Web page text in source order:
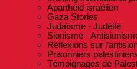
Apartheid israélien
Gaza Stories
Judaïsme - Judéité
Sionisme -
Réflexions sur
Prisonniers
Témoignages de